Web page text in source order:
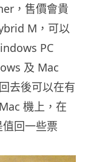
，售價會貴
M，可以
PC
及 Mac
去後可以在有
機上，在
回一些票